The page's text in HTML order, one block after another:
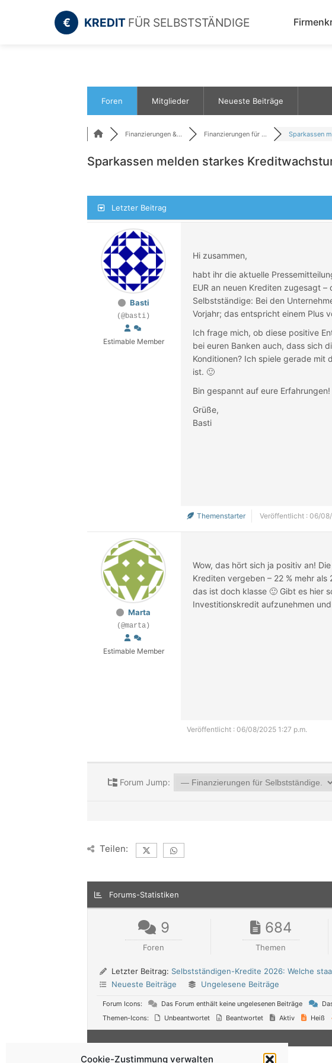
Cookie-Zustimmung verwalten
€ KREDIT FÜR SELBSTSTÄNDIGE
Foren Mitglieder Neueste Beiträge
Finanzierungen &... Finanzierungen für ... Sparkassen
Sparkassen melden starkes
Letzter Beitrag
Basti
(@basti)
Estimable Member
Hi zusammen,
habt ihr die aktuelle
EUR an neuen Krediten zugesagt
Selbstständige: Bei den
Vorjahr; das entspricht einem Plus
Ich frage mich, ob diese positive
bei euren Banken auch, dass sich
Konditionen? Ich spiele gerade mit
ist. 🙂
Bin gespannt auf eure Erfahrungen!
Grüße,
Basti
Themenstarter Veröffentlicht : 06/
Marta
(@marta)
Estimable Member
Wow, das hört sich ja positiv an!
Krediten vergeben – 22 % mehr
das ist doch klasse 🙂 Gibt es hier
Investitionskredit aufzunehmen
Veröffentlicht : 06/08/2025 1:27 p.m.
Forum Jump:
Teilen:
Forums-Statistiken
9
Foren
684
Themen
Letzter Beitrag: Selbstständigen-Kredite 2026: Welche
Neueste Beiträge
Ungelesene Beiträge
Forum Icons: Das Forum enthält keine ungelesenen Beiträge
Themen-Icons:
Unbeantwortet Beantwortet Aktiv Heiß